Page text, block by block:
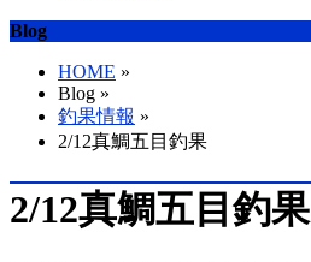
Blog
HOME »
Blog »
釣果情報 »
2/12真鯛五目釣果
2/12真鯛五目釣果